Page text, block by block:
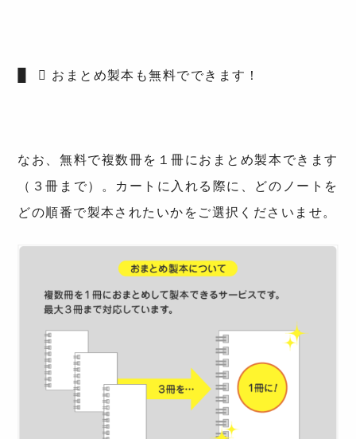
おまとめ製本も無料でできます！
なお、無料で複数冊を１冊におまとめ製本できます
（３冊まで）。カートに入れる際に、どのノートを
どの順番で製本されたいかをご選択くださいませ。